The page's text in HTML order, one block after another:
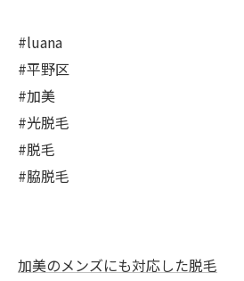
#luana
#平野区
#加美
#光脱毛
#脱毛
#脇脱毛
加美のメンズにも対応した脱毛